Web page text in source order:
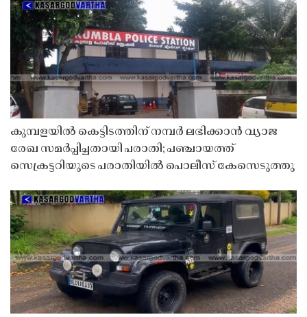
കുമ്പളയിൽ കെട്ടിടത്തിന് നമ്പർ ലഭിക്കാൻ വ്യാജ
രേഖ സമർപ്പിച്ചതായി പരാതി; പഞ്ചായത്ത്
സെക്രട്ടറിയുടെ പരാതിയിൽ പൊലീസ് കേസെടുത്തു